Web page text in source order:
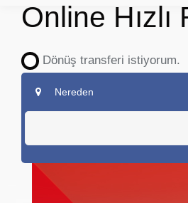
Online
Dönüş transferi istiyorum.
Nereden